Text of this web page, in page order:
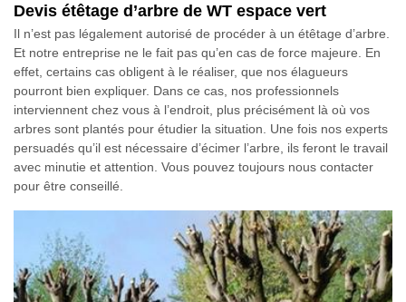
Devis étêtage d’arbre de WT espace vert
Il n’est pas légalement autorisé de procéder à un étêtage d’arbre.
Et notre entreprise ne le fait pas qu’en cas de force majeure. En
effet, certains cas obligent à le réaliser, que nos élagueurs
pourront bien expliquer. Dans ce cas, nos professionnels
interviennent chez vous à l’endroit, plus précisément là où vos
arbres sont plantés pour étudier la situation. Une fois nos experts
persuadés qu’il est nécessaire d’écimer l’arbre, ils feront le travail
avec minutie et attention. Vous pouvez toujours nous contacter
pour être conseillé.